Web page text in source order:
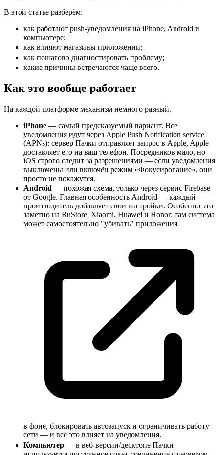
В этой статье разберём:
как работают push-уведомления на iPhone, Android и
компьютере;
как влияют магазины приложений;
как пошагово диагностировать проблему;
какие причины встречаются чаще всего.
Как это вообще работает
На каждой платформе механизм немного разный.
iPhone — самый предсказуемый вариант. Все
уведомления идут через Apple Push Notification service
(APNs): сервер Пачки отправляет запрос в Apple, Apple
доставляет его на ваш телефон. Посредников мало, но
iOS строго следит за разрешениями — если уведомления
выключены или включён режим «Фокусирование», они
просто не покажутся.
Android — похожая схема, только через сервис Firebase
от Google. Главная особенность Android — каждый
производитель добавляет свои настройки. Особенно это
заметно на RuStore, Xiaomi, Huawei и Honor: там система
может самостоятельно "убивать" приложения
в фоне, блокировать автозапуск и ограничивать работу
сети — и всё это влияет на уведомления.
Компьютер — в веб-версии/десктопе Пачки